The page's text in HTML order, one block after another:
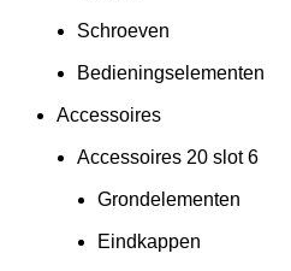
Schroeven
Bedieningselementen
Accessoires
Accessoires 20 slot 6
Grondelementen
Eindkappen